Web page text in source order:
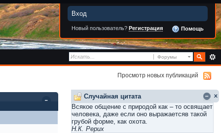
Вход
Новый пользователь? Регистрация Помощь
Форумы
Просмотр новых публикаций
Случайная цитата
Всякое общение с природой как – то освящает
человека, даже если оно выражаетсяв такой
грубой форме, как охота.
Н.К. Рерих